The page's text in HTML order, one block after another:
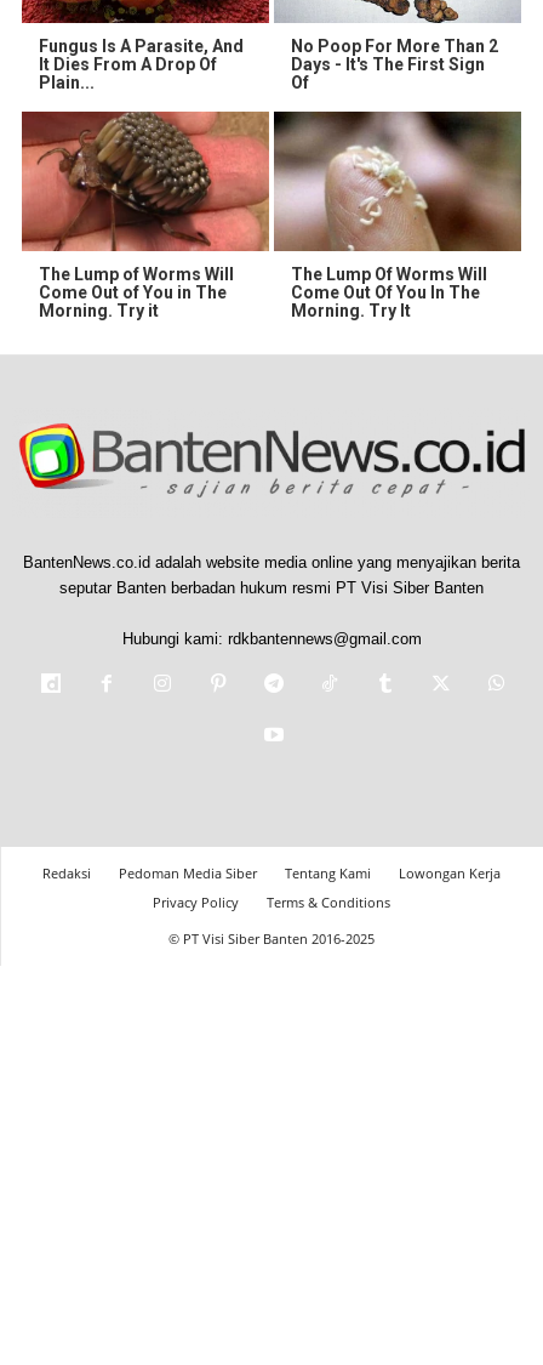
Fungus Is A Parasite, And
It Dies From A Drop Of
Plain...
No Poop For More Than 2
Days - It's The First Sign
Of
The Lump of Worms Will
Come Out of You in The
Morning. Try it
The Lump Of Worms Will
Come Out Of You In The
Morning. Try It
BantenNews.co.id adalah website media online yang menyajikan berita
seputar Banten berbadan hukum resmi PT Visi Siber Banten
Hubungi kami: rdkbantennews@gmail.com
Redaksi Pedoman Media Siber Tentang Kami
Lowongan Kerja
Privacy Policy
Terms & Conditions
© PT Visi Siber Banten 2016-2025